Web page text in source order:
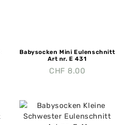
Babysocken Mini Eulenschnitt
Art nr. E 431
CHF 8.00